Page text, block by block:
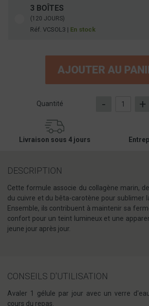
3 BOÎTES
(120 JOURS)
Réf. VCSOL3 | En stock
AJOUTER AU
Quantité - +
Livraison sous 4 jours
DESCRIPTION
Cette formule associe du collagène marin,
du cuivre et du bêta-carotène pour sublimer
Ensemble, ils contribuent à maintenir sa
confort pour un teint lumineux et une
jeune jour après jour.
CONSEILS D'UTILISATION
Avaler 1 gélule par jour avec un verre
cours du repas.